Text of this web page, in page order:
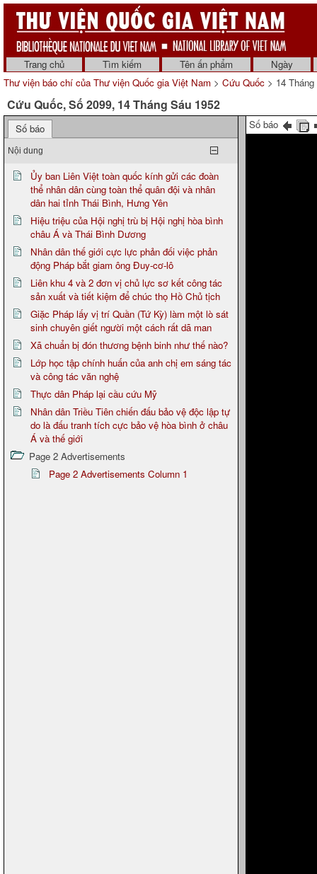
Trang chủ Tìm kiếm Tên ấn phẩm
Ngày
Thư viện báo chí của Thư viện Quốc gia Việt Nam > Cứu Quốc > 14
Cứu Quốc, Số 2099, 14 Tháng Sáu 1952
Số báo
Nội dung
Ủy ban Liên Việt toàn quốc kính gửi các đoàn
thể nhân dân cùng toàn thể quân đội và nhân
dân hai tỉnh Thái Bình, Hưng Yên
Hiệu triệu của Hội nghị trù bị Hội nghị hòa bình
châu Á và Thái Bình Dương
Nhân dân thế giới cực lực phản đối việc phản
động Pháp bắt giam ông Đuy-cơ-lô
Liên khu 4 và 2 đơn vị chủ lực sơ kết công tác
sản xuất và tiết kiệm để chúc thọ Hồ Chủ tịch
Giặc Pháp lấy vị trí Quần (Tứ Kỳ) làm một lò sát
sinh chuyên giết người một cách rất dã man
Xã chuẩn bị đón thương bệnh binh như thế nào?
Lớp học tập chính huấn của anh chị em sáng tác
và công tác văn nghệ
Thực dân Pháp lại cầu cứu Mỹ
Nhân dân Triều Tiên chiến đấu bảo vệ độc lập tự
do là đấu tranh tích cực bảo vệ hòa bình ở châu
Á và thế giới
Page 2 Advertisements
Page 2 Advertisements Column 1
Số báo